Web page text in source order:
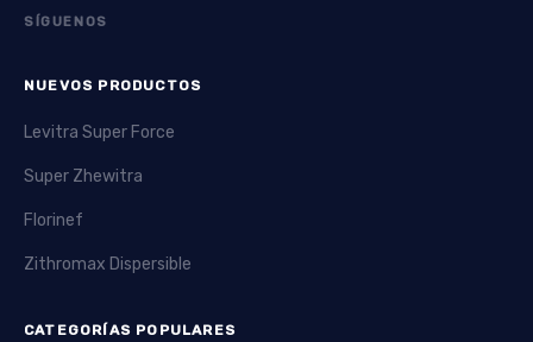
SÍGUENOS
NUEVOS PRODUCTOS
Levitra Super Force
Super Zhewitra
Florinef
Zithromax Dispersible
CATEGORÍAS POPULARES